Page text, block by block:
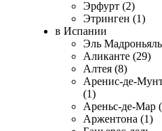
Эрфурт (2)
Этринген (1)
в Испании
Эль
Аликанте (29)
Алтея (8)
Аренис-де-
(1)
Ареньс-де-Мар
Аржентона (1)